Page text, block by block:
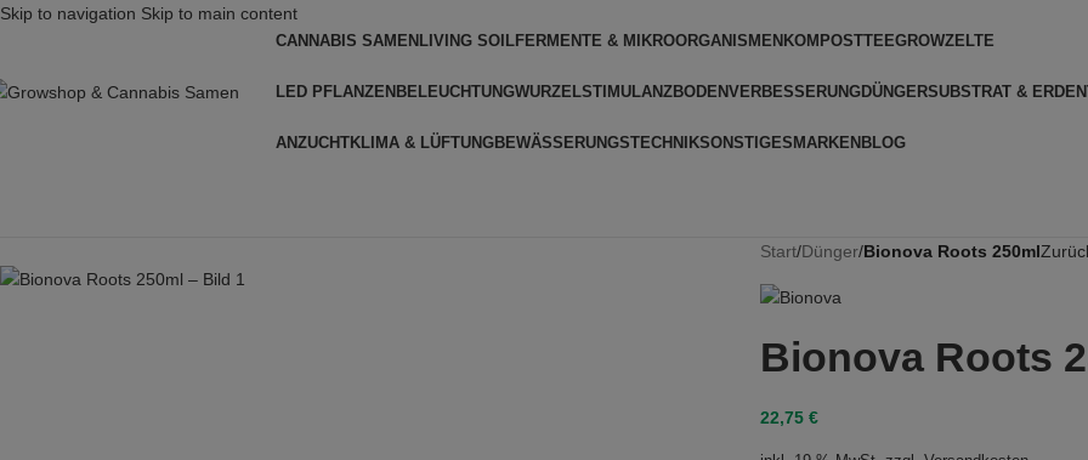
Skip to navigation Skip to main content
CANNABIS SAMENLIVING SOILFERMENTE & MIKROORGANISMENKOMPOSTTEEGROWZELTE
LED PFLANZENBELEUCHTUNGWURZELSTIMULANZBODENVERBESSERUNGDÜNGERSUBSTRAT & ERDEN
ANZUCHTKLIMA & LÜFTUNGBEWÄSSERUNGSTECHNIKSONSTIGESMARKENBLOG
Start/Dünger/Bionova Roots 250ml
Bionova Roots
22,75 €